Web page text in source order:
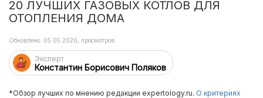
20 ЛУЧШИХ ГАЗОВЫХ КОТЛОВ ДЛЯ
ОТОПЛЕНИЯ ДОМА
Эксперт
Константин Борисович Поляков
Обновлено: 05.05.2026, просмотров:
*Обзор лучших по мнению редакции expertology.ru. О критериях